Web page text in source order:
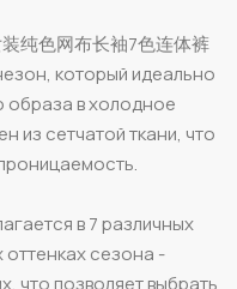
纯色网布长袖7色连体裤
который идеально
образа в холодное
из сетчатой ткани, что
в 7 различных
оттенках сезона -
что позволяет выбрать